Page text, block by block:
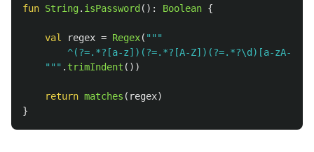
fun String. isPassword (): Boolean {
val regex = Regex( """
^(?=.*?[a-z])(?=.*?[A-Z])(?=.*?\d)[a-zA-
    """
. trimIndent ())
return matches ( regex)
}